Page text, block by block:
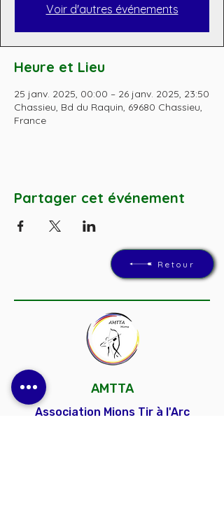
Voir d'autres événements
Heure et Lieu
25 janv. 2025, 00:00 – 26 janv. 2025, 23:50
Chassieu, Bd du Raquin, 69680 Chassieu,
France
Partager cet événement
Retour
AMTTA
Association Mions Tir à l'Arc